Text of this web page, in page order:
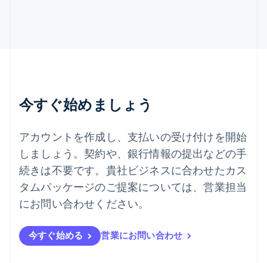
今すぐ始めましょう
アカウントを作成し、支払いの受け付けを開始
しましょう。契約や、銀行情報の提出などの手
続きは不要です。貴社ビジネスに合わせたカス
タムパッケージのご提案については、営業担当
にお問い合わせください。
今すぐ始める 営業にお問い合わせ
ドイツ
ニュージーランド
English
ノルウェー
English
ハンガリー
English
フィンランド
ブラジル
PortuguêsEnglish
フランス